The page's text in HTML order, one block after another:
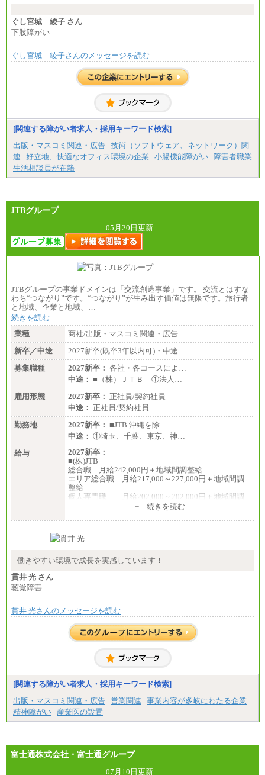
の各種手当を含む金額です）
ぐし宮城 綾子 さん
下肢障がい
ぐし宮城 綾子さんのメッセージを読む
[関連する障がい者求人・採用キーワード検索]
出版・マスコミ関連・広告 技術（ソフトウェア、ネットワーク）関
連
好立地、快適なオフィス環境の企業 小腸機能障がい 障害者職業
生活相談員が在籍
JTBグループ
05月20日更新
JTBグループの事業ドメインは「交流創造事業」です。 交流とはすな
わち“つながり”です。“つながり”が生み出す価値は無限です。旅行者
と地域、企業と地域、…
続きを読む
業種
商社/出版・マスコミ関連・広告…
新卒／中途
2027新卒(既卒3年以内可)・中途
募集職種
2027新卒： 各社・各コースによ…
中途： ■（株）ＪＴＢ ①法人…
雇用形態
2027新卒： 正社員/契約社員
中途： 正社員/契約社員
勤務地
2027新卒： ■JTB 沖縄を除…
中途： ①埼玉、千葉、東京、神…
給与
2027新卒：
■(株)JTB
総合職 月給242,000円＋地域間調整給
エリア総合職 月給217,000～227,000円＋地域間調
整給
個人専門職 月給202,000～202,000円＋地域間調
総合職 月給208,000～235,000円
※詳細はJTBキャリアサイトよりご確認ください。
総合職 月給220,000～230,000円＋地域間調整給
整給
※詳細はJTBキャリアサイトよりご確認ください。
■(株)JTBコミュニケーションデザイン
総合職 月給230,000円
みなし残業手当：20,000円（一律支給）※みなし
残業手当の残業時間は10.43時間。
間に応じて、時間外手当等を支給。
エリアサポート職 月給188,000円
■（株）JTBグローバルマーケティング＆トラベル
訪日事業職 月給202,000～227,000円＋地域間調整
+ 続きを読む
働きやすい環境で成長を実感しています！
貫井 光 さん
聴覚障害
貫井 光さんのメッセージを読む
[関連する障がい者求人・採用キーワード検索]
出版・マスコミ関連・広告 営業関連
事業内容が多岐にわたる企業
精神障がい
産業医の設置
富士通株式会社・富士通グループ
07月10日更新